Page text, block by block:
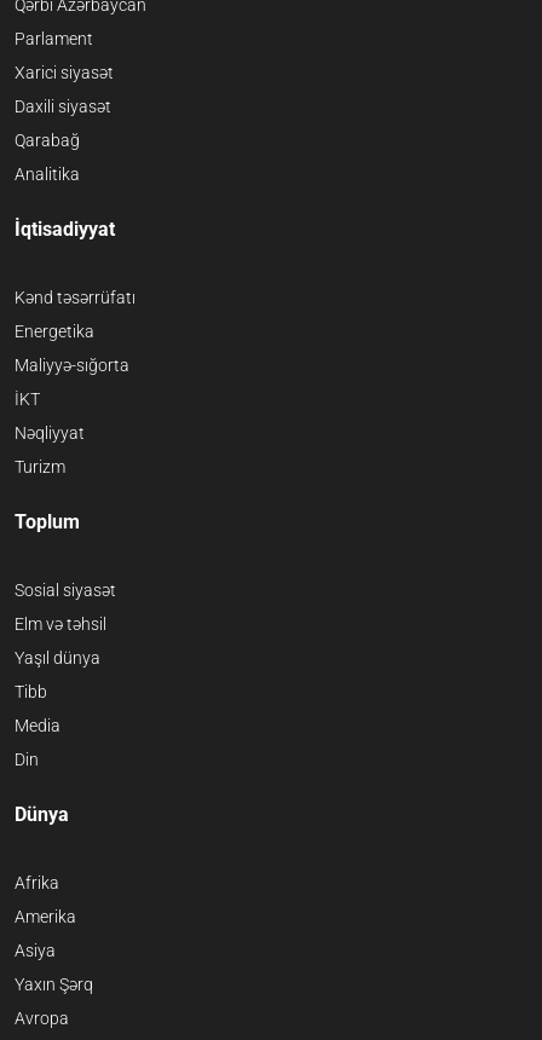
Qərbi Azərbaycan
Parlament
Xarici siyasət
Daxili siyasət
Qarabağ
Analitika
İqtisadiyyat
Kənd təsərrüfatı
Energetika
Maliyyə-sığorta
İKT
Nəqliyyat
Turizm
Toplum
Sosial siyasət
Elm və təhsil
Yaşıl dünya
Tibb
Media
Din
Dünya
Afrika
Amerika
Asiya
Yaxın Şərq
Avropa